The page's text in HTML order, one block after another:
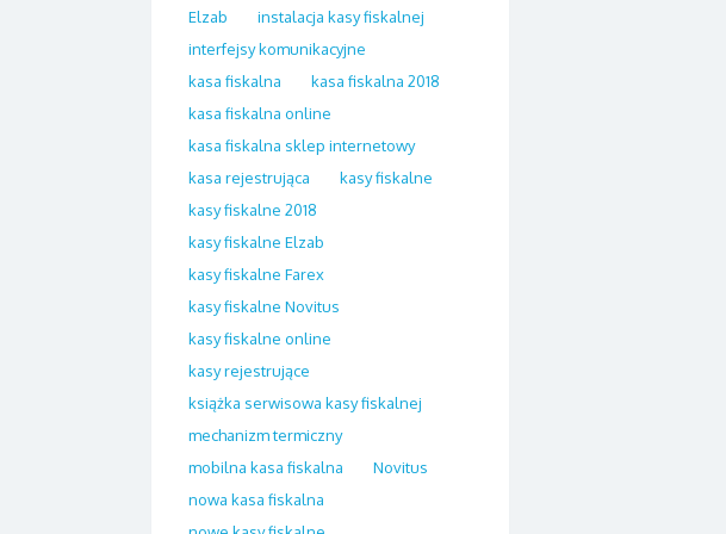
Elzab
instalacja kasy fiskalnej
interfejsy komunikacyjne
kasa fiskalna
kasa fiskalna 2018
kasa fiskalna online
kasa fiskalna sklep internetowy
kasa rejestrująca
kasy fiskalne
kasy fiskalne 2018
kasy fiskalne Elzab
kasy fiskalne Farex
kasy fiskalne Novitus
kasy fiskalne online
kasy rejestrujące
książka serwisowa kasy fiskalnej
mechanizm termiczny
mobilna kasa fiskalna
Novitus
nowa kasa fiskalna